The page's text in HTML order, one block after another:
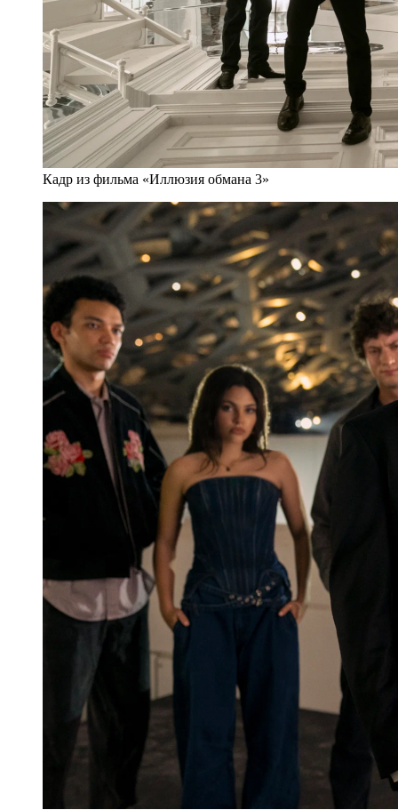
Кадр из фильма «Иллюзия обмана 3»